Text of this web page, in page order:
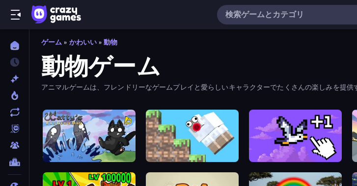
ゲーム » かわいい » 動物
動物ゲーム
アニマルゲームは、フレンドリーなゲームプレイと愛らしいキャラクターでたくさんの楽しみを提
Catty's Fishing Day Crazy Sheep Bird Flight Idle